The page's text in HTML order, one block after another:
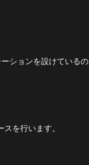
ションを設けているの
を行います。